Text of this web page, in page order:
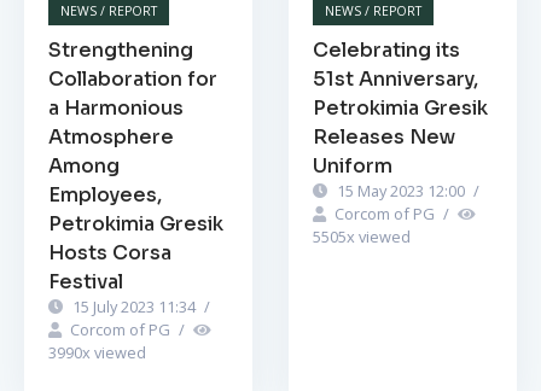
NEWS / REPORT
Strengthening
Collaboration for
a Harmonious
Atmosphere
Among
Employees,
Petrokimia Gresik
Hosts Corsa
Festival
15 July 2023 11:34 /
Corcom of PG /
3990x viewed
NEWS / REPORT
Celebrating its
51st Anniversary,
Petrokimia Gresik
Releases New
Uniform
15 May 2023 12:00 /
Corcom of PG /
5505x viewed